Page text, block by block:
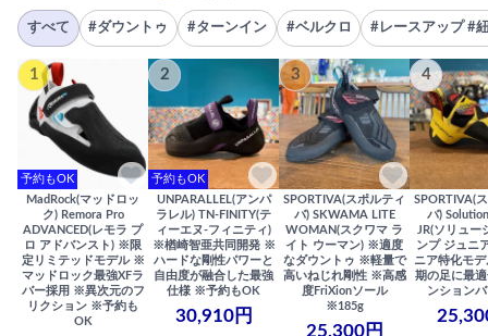
すべて #ダウントゥ #ターンイン #ベルクロ #レースアップ #
1
予約もOK
MadRock(マッドロッ
ク) Remora Pro
ADVANCED(レモラ プ
ロ アドバンスト) ※限
定リミテッドモデル ※
マッドロック最強XFラ
バー採用 ※異次元のフ
リクション ※予約も
OK
2
予約もOK
UNPARALLEL(アンパ
ラレル) TN-FINITY(テ
ィーエヌ-フィニティ)
※楢崎智亜共同開発 ※
ハードな剛性パワーと
自由度が融合した最強
仕様 ※予約もOK
30,910円
3
SPORTIVA(スポルティ
バ) SKWAMA LITE
WOMAN(スクワマ ラ
イト ウーマン) ※適度
なダウントゥ ※軽量で
高いねじれ剛性 ※高感
度FriXionソール
※185g
25,300円
4
SPORTIVA(
バ)
JR(ソリュー
ンプ ジュニ
ニア特化モ
期の足に最
ンション